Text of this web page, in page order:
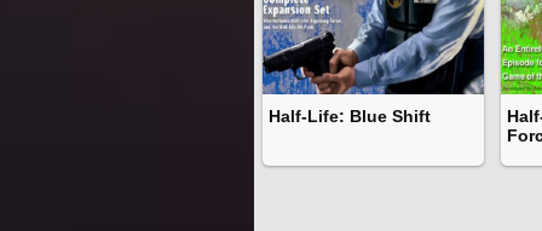
Half-Life: Blue Shift